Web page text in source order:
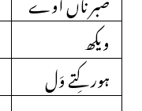
ویکھ
ہور کِتے وَل